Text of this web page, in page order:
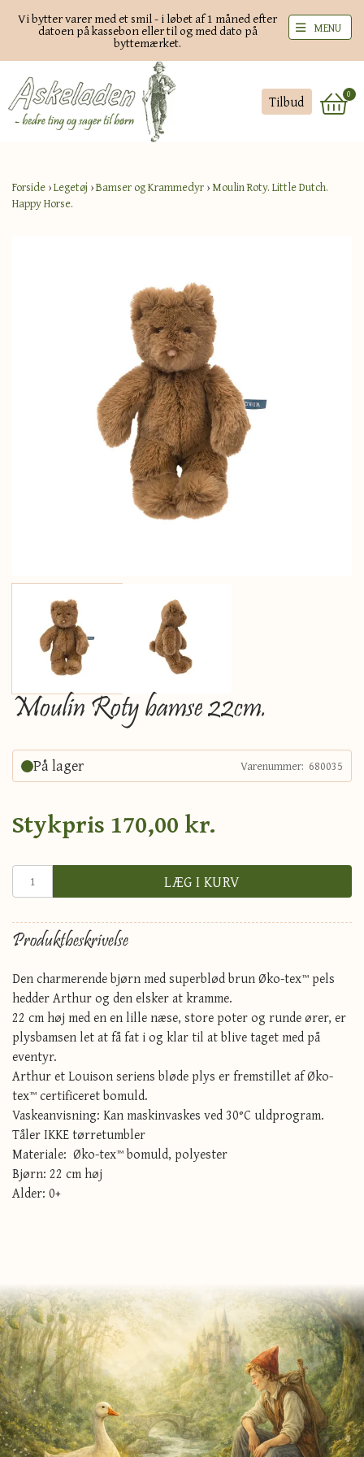
Vi bytter varer med et smil - i løbet af 1 måned efter
datoen på kassebon eller til og med dato på
byttemærket.
Tilbud 0
MENU
Forside ›Legetøj ›Bamser og Krammedyr › Moulin Roty. Little Dutch.
Happy Horse.
Moulin Roty bamse 22cm.
På lager Varenummer: 680035
Stykpris 170,00 kr.
LÆG I KURV
Produktbeskrivelse
Den charmerende bjørn med superblød brun Øko-tex™ pels
hedder Arthur og den elsker at kramme.
22 cm høj med en en lille næse, store poter og runde ører, er
plysbamsen let at få fat i og klar til at blive taget med på
eventyr.
Arthur et Louison seriens bløde plys er fremstillet af Øko-
tex™ certificeret bomuld.
Vaskeanvisning: Kan maskinvaskes ved 30°C uldprogram.
Tåler IKKE tørretumbler
Materiale: Øko-tex™ bomuld, polyester
Bjørn: 22 cm høj
Alder: 0+